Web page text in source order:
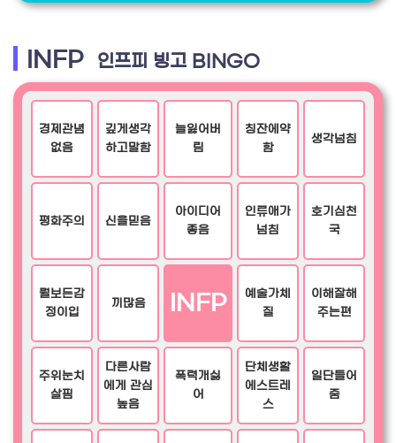
INFP 인프피 빙고 BINGO
경제관념
없음
깊게생각
하고말함
늘잃어버
림
칭잔에약
함
생각넘침
평화주의 신을믿음
아이디어
좋음
인류애가
넘침
호기심천
국
뭘보든감
정이입
끼많음 INFP
예술가체
질
이해잘해
주는편
주위눈치
살핌
다른사람
에게 관심
높음
폭력개싫
어
단체생활
에스트레
스
일단들어
줌